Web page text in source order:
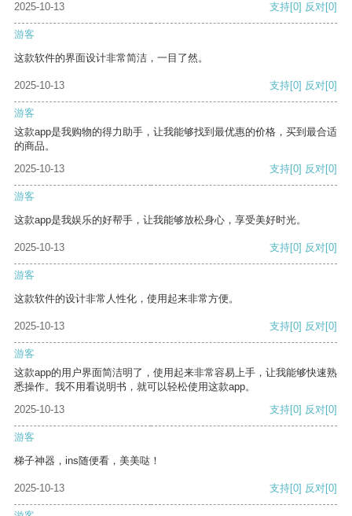
2025-10-13 支持[0] 反对[0]
游客
这款软件的界面设计非常简洁，一目了然。
2025-10-13 支持[0] 反对[0]
游客
这款app是我购物的得力助手，让我能够找到最优惠的价格，买到最合适
的商品。
2025-10-13
支持[0] 反对[0]
游客
这款app是我娱乐的好帮手，让我能够放松身心，享受美好时光。
2025-10-13 支持[0] 反对[0]
游客
这款软件的设计非常人性化，使用起来非常方便。
2025-10-13 支持[0] 反对[0]
游客
这款app的用户界面简洁明了，使用起来非常容易上手，让我能够快速熟
悉操作。我不用看说明书，就可以轻松使用这款app。
2025-10-13
支持[0] 反对[0]
游客
梯子神器，ins随便看，美美哒！
2025-10-13 支持[0] 反对[0]